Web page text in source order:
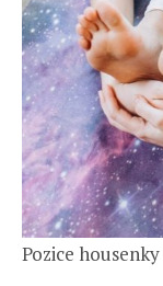
Pozice housenky